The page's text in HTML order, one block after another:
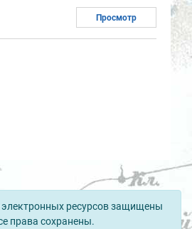
Просмотр
электронных ресурсов защищены
права сохранены.